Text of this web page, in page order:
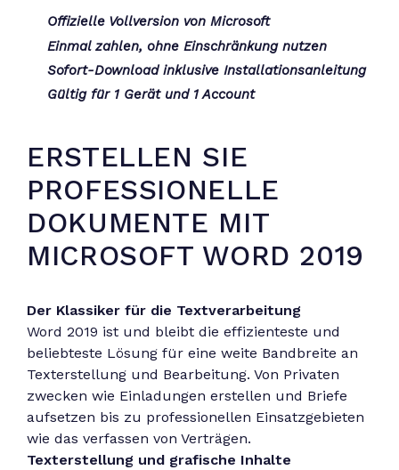
Offizielle Vollversion von Microsoft
Einmal zahlen, ohne Einschränkung nutzen
Sofort-Download inklusive Installationsanleitung
Gültig für 1 Gerät und 1 Account
ERSTELLEN SIE
PROFESSIONELLE
DOKUMENTE MIT
MICROSOFT WORD 2019
Der Klassiker für die Textverarbeitung
Word 2019 ist und bleibt die effizienteste und
beliebteste Lösung für eine weite Bandbreite an
Texterstellung und Bearbeitung. Von Privaten
zwecken wie Einladungen erstellen und Briefe
aufsetzen bis zu professionellen Einsatzgebieten
wie das verfassen von Verträgen.
Texterstellung und grafische Inhalte